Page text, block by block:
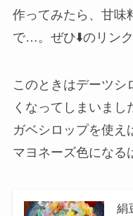
作ってみたら、甘味
で…。ぜひ⬇️のリンク
このときはデーツシ
くなってしまいまし
ガベシロップを使え
マヨネーズ色になる
絹